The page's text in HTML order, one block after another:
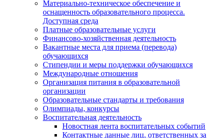
Материально-техническое обеспечение и
оснащенность образовательного процесса.
Доступная среда
Платные образовательные услуги
Финансово-хозяйственная деятельность
Вакантные места для приема (перевода)
обучающихся
Стипендии и меры поддержки обучающихся
Международные отношения
Организация питания в образовательной
организации
Образовательные стандарты и требования
Олимпиады, конкурсы
Воспитательная деятельность
Новостная лента воспитательных событий
Контактные данные лиц, ответственных за